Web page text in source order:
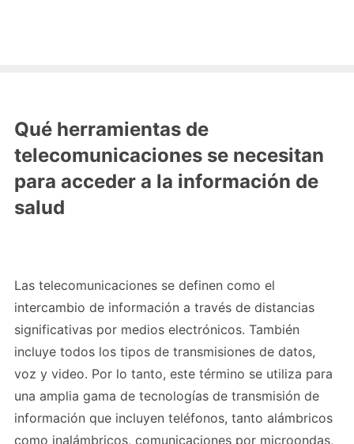
Qué herramientas de
telecomunicaciones se necesitan
para acceder a la información de
salud
Las telecomunicaciones se definen como el
intercambio de información a través de distancias
significativas por medios electrónicos. También
incluye todos los tipos de transmisiones de datos,
voz y video. Por lo tanto, este término se utiliza para
una amplia gama de tecnologías de transmisión de
información que incluyen teléfonos, tanto alámbricos
como inalámbricos, comunicaciones por microondas,